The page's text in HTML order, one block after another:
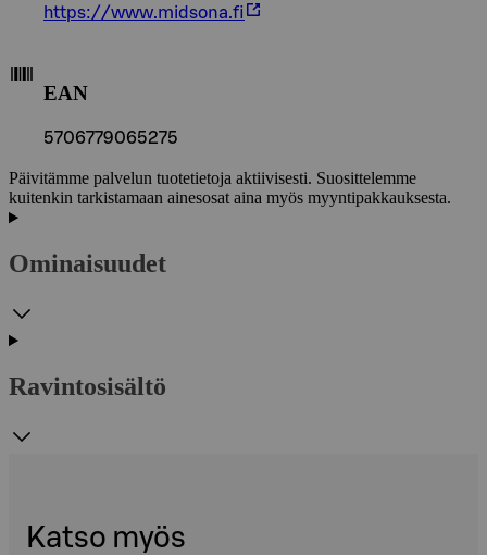
https://www.midsona.fi
EAN
5706779065275
Päivitämme palvelun tuotetietoja aktiivisesti. Suosittelemme
kuitenkin tarkistamaan ainesosat aina myös myyntipakkauksesta.
Ominaisuudet
Ravintosisältö
Katso myös